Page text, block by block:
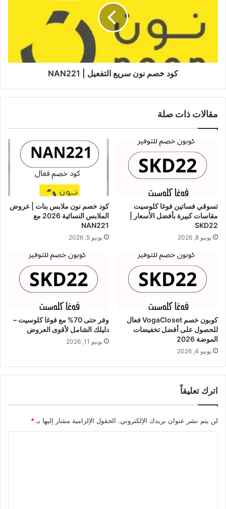
كود خصم نون سريع التفعيل | NAN221
مقالات ذات صلة
تسوقي فساتين فوغا كلوسيت
مقاسات كبيرة بأفضل الأسعار |
SKD22
يونيو 8, 2026
كود خصم نون ملابس بنات | عروض
الملابس النسائية 2026 مع
NAN221
يونيو 5, 2026
كوبون خصم VogaCloset فعال
للحصول على أفضل تخفيضات
الموضة 2026
يونيو 4, 2026
وفر حتى 70% مع فوغا كلوسيت –
دليلك الشامل لأقوى العروض
يونيو 11, 2026
اترك تعليقاً
لن يتم نشر عنوان بريدك الإلكتروني. الحقول الإلزامية مشار إليها بـ *